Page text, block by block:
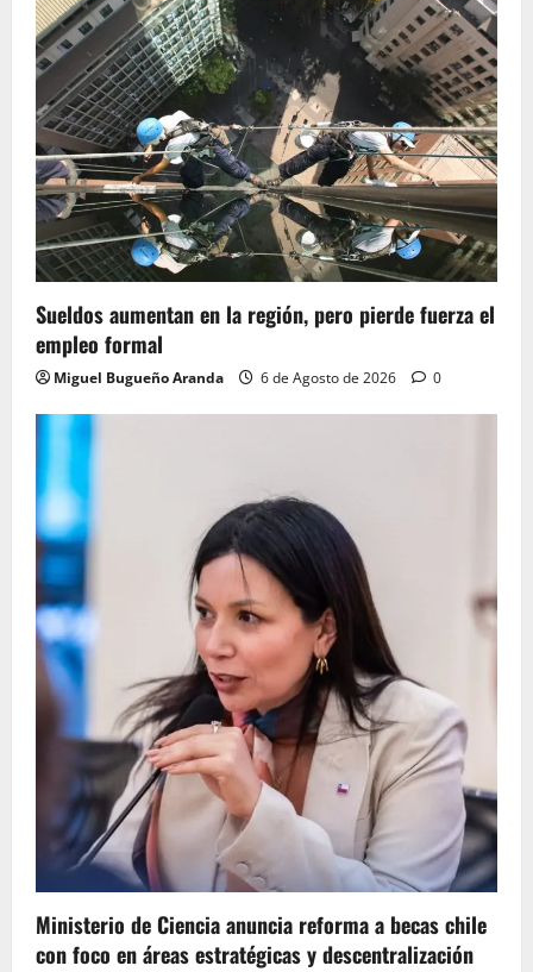
Sueldos aumentan en la región, pero pierde fuerza el
empleo formal
Miguel Bugueño Aranda 6 de Agosto de 2026 0
Ministerio de Ciencia anuncia reforma a becas chile
con foco en áreas estratégicas y descentralización